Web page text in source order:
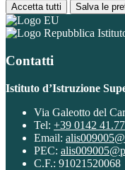
Accetta tutti Salva le
Contatti
Istituto d’Istruzione
Via Galeotto del
Tel: +39 0142
Email:
PEC:
C.F.: 91021520068